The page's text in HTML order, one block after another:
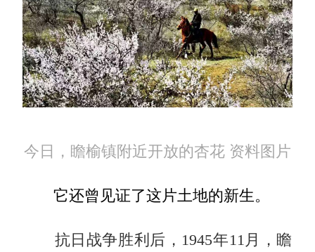
今日，瞻榆镇附近开放的杏花 资料图片
它还曾见证了这片土地的新生。
抗日战争胜利后，1945年11月，瞻